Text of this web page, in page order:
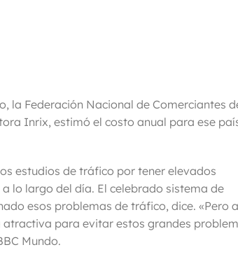
la Federación Nacional de Comerciantes
Inrix, estimó el costo anual para ese
estudios de tráfico por tener elevados
lo largo del día. El celebrado sistema de
esos problemas de tráfico, dice. «Pero
para evitar estos grandes
Mundo.